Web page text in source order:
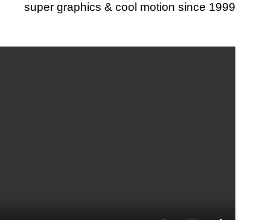
super graphics & cool motion since 1999